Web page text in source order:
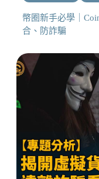
幣圈新手必學｜
合、防詐騙